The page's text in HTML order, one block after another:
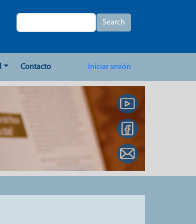
Search
Search
Contacto User account
Iniciar sesión